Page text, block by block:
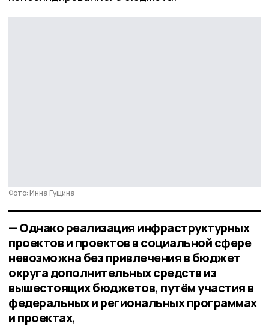
Фото: Инна Гущина
— Однако реализация инфраструктурных
проектов и проектов в социальной сфере
невозможна без привлечения в бюджет
округа дополнительных средств из
вышестоящих бюджетов, путём участия в
федеральных и региональных программах
и проектах,